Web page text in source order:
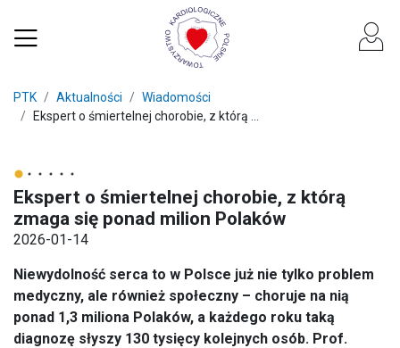
PTK Aktualności
Wiadomości
Ekspert o śmiertelnej chorobie, z którą ...
Ekspert o śmiertelnej chorobie, z którą
zmaga się ponad milion Polaków
2026-01-14
Niewydolność serca to w Polsce już nie tylko problem
medyczny, ale również społeczny – choruje na nią
ponad 1,3 miliona Polaków, a każdego roku taką
diagnozę słyszy 130 tysięcy kolejnych osób. Prof.